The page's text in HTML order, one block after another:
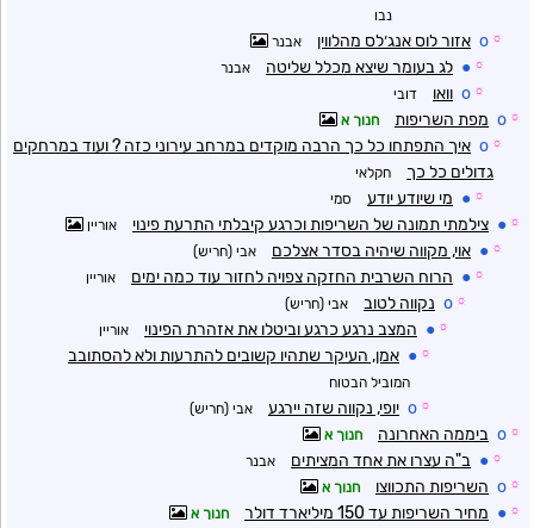
נבו
☼
o אזור לוס אנג׳לס מהלווין אבנר
☼
● לג בעומר שיצא מכלל שליטה אבנר
☼
o וואו דובי
☼
o מפת השריפות חנוך א
☼
o איך התפתחו כל כך הרבה מוקדים במרחב עירוני כזה ? ועוד במרחקים
גדולים כל כך
חקלאי
☼
● מי שיודע יודע סמי
☼
● צילמתי תמונה של השריפות וכרגע קיבלתי התרעת פינוי אוריין
☼
● אוי, מקווה שיהיה בסדר אצלכם אבי (חריש)
☼
● הרוח השרבית החזקה צפויה לחזור עוד כמה ימים אוריין
☼
o נקווה לטוב אבי (חריש)
☼
● המצב נרגע כרגע וביטלו את אזהרת הפינוי אוריין
☼
● אמן, העיקר שתהיו קשובים להתרעות ולא להסתובב
המוביל הבטוח
☼
o יופי, נקווה שזה יירגע אבי (חריש)
☼
o ביממה האחרונה חנוך א
☼
● ב"ה עצרו את אחד המציתים אבנר
☼
o השריפות התכווצו חנוך א
☼
● מחיר השריפות עד 150 מיליארד דולר חנוך א